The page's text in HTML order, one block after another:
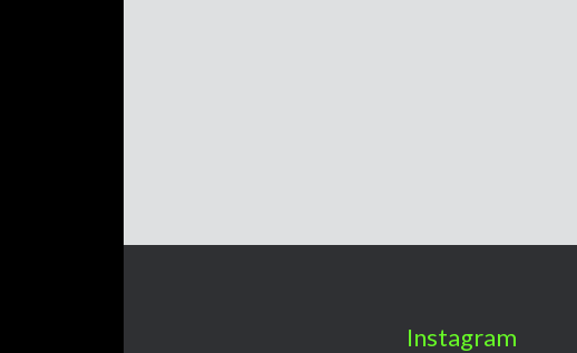
Instagram